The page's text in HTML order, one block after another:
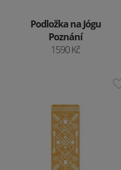
Podložka na Jógu
Poznání
1590 Kč